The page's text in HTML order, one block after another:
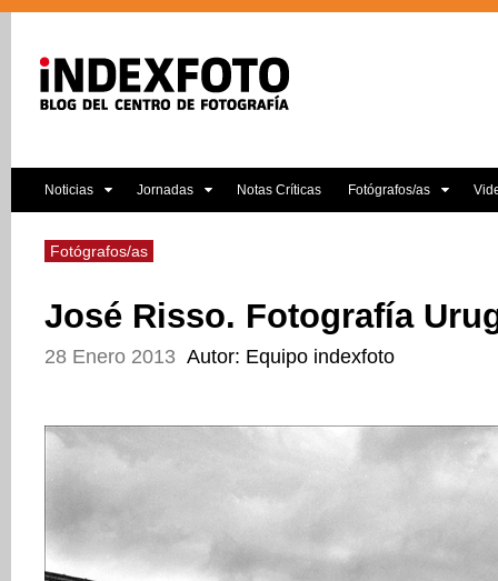
Noticias Jornadas Notas Críticas Fotógrafos/as
Fotógrafos/as
José Risso. Fotografía
28 Enero 2013 Autor: Equipo indexfoto